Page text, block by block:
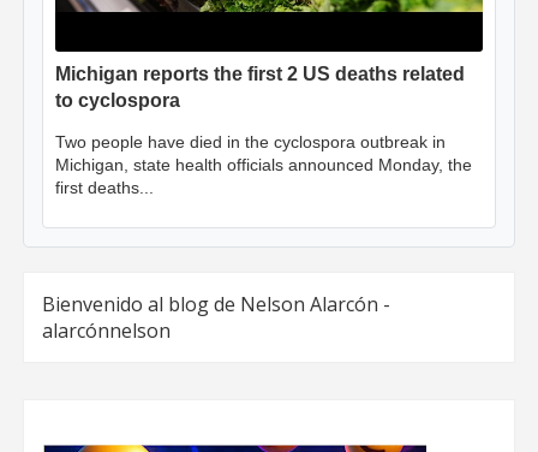
Michigan reports the first 2 US deaths related
to cyclospora
Two people have died in the cyclospora outbreak in
Michigan, state health officials announced Monday, the
first deaths...
Bienvenido al blog de Nelson Alarcón -
alarcónnelson